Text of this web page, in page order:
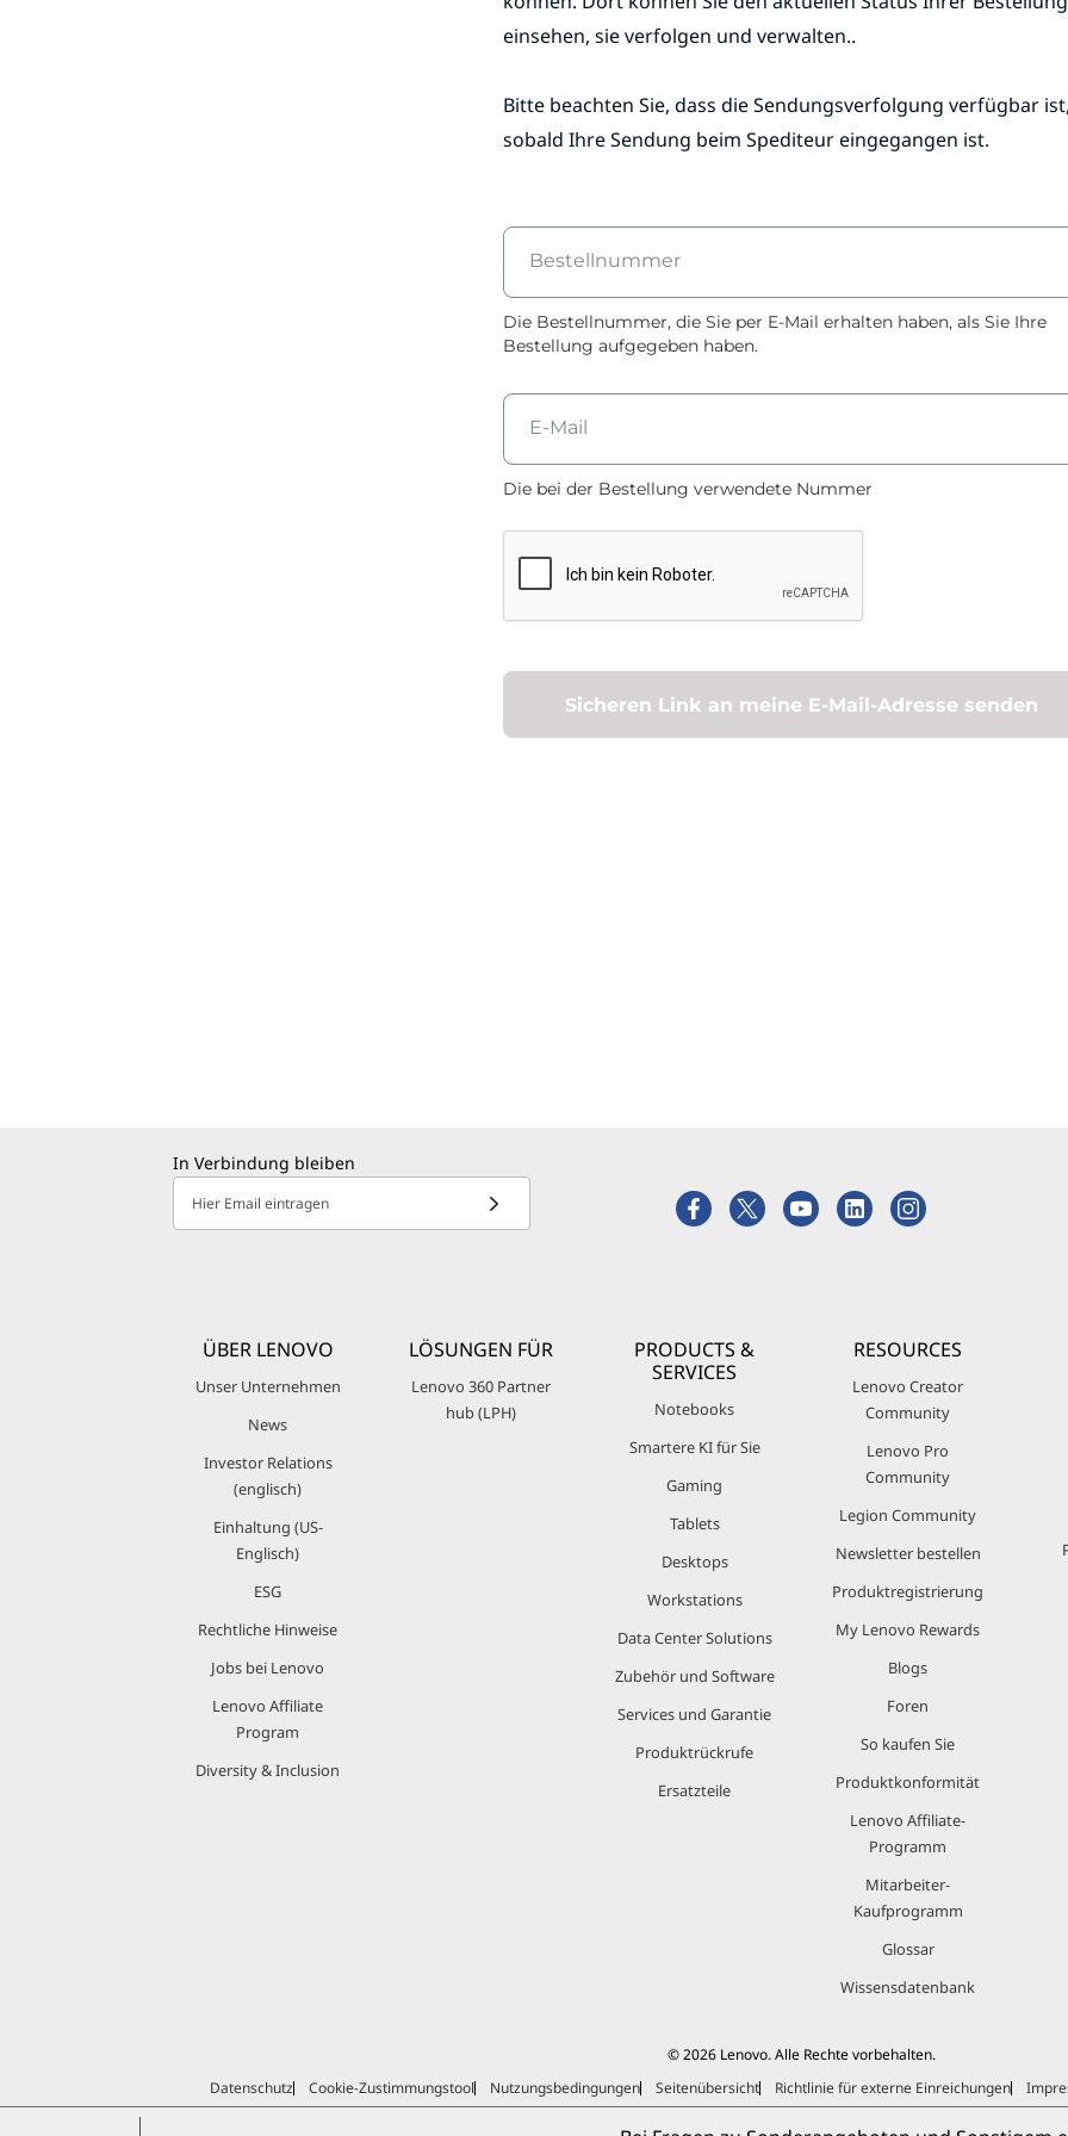
einsehen, sie verfolgen und verwalten..
Bitte beachten Sie, dass die Sendungsverfolgung verfügbar
sobald Ihre Sendung beim Spediteur eingegangen ist.
Bestellnummer
Die Bestellnummer, die Sie per E-Mail erhalten haben, als Sie Ihre
Bestellung aufgegeben haben.
E-Mail
Die bei der Bestellung verwendete Nummer
Sicheren Link an meine E-Mail-Adresse senden
In Verbindung bleiben
Hier Email eintragen
ÜBER LENOVO
Unser Unternehmen
News
Investor Relations
(englisch)
Einhaltung (US-
Englisch)
ESG
Rechtliche Hinweise
Jobs bei Lenovo
Lenovo Affiliate
Program
Diversity & Inclusion
LÖSUNGEN FÜR
Lenovo 360 Partner
hub (LPH)
PRODUCTS &
SERVICES
Notebooks
Smartere KI für Sie
Gaming
Tablets
Desktops
Workstations
Data Center Solutions
Zubehör und Software
Services und Garantie
Produktrückrufe
Ersatzteile
RESOURCES
Lenovo Creator
Community
Lenovo Pro
Community
Legion Community
Newsletter bestellen
Produktregistrierung
My Lenovo Rewards
Blogs
Foren
So kaufen Sie
Produktkonformität
Lenovo Affiliate-
Programm
Mitarbeiter-
Kaufprogramm
Glossar
Wissensdatenbank
© 2026 Lenovo. Alle Rechte vorbehalten.
Datenschutz
Cookie-Zustimmungstool Nutzungsbedingungen Seitenübersicht Richtlinie für externe Einreichungen